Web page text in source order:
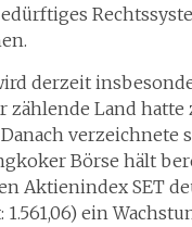
derzeit
Land
verzeichnete
Börse hält
Aktienindex SET
1.561,06) ein